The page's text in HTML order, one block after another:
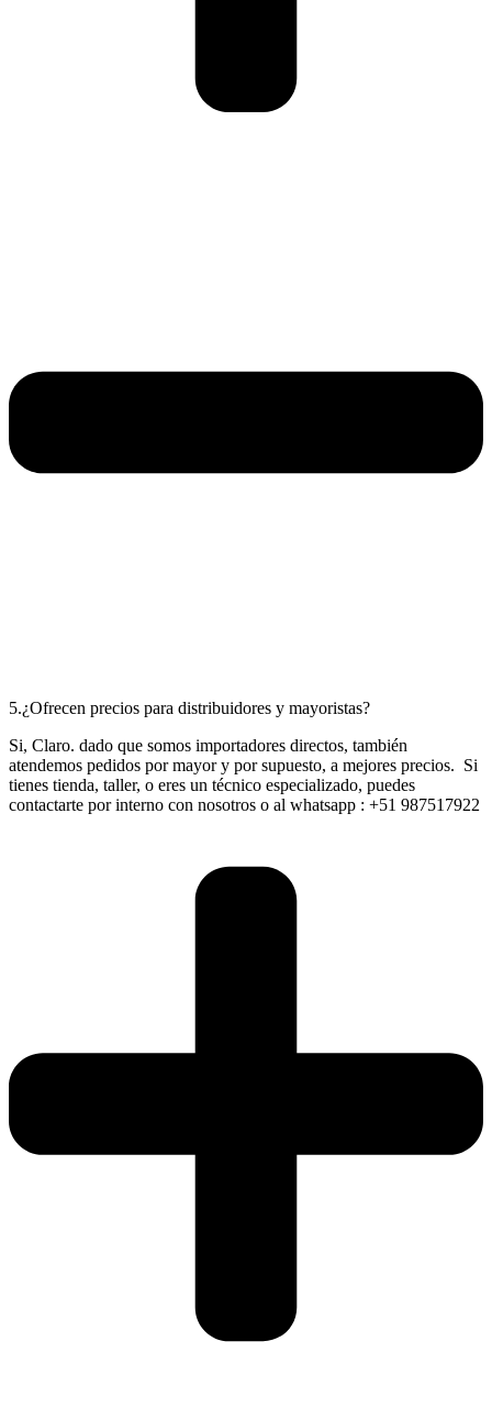
5.¿Ofrecen precios para distribuidores y mayoristas?
Si, Claro. dado que somos importadores directos, también
atendemos pedidos por mayor y por supuesto, a mejores precios. Si
tienes tienda, taller, o eres un técnico especializado, puedes
contactarte por interno con nosotros o al whatsapp : +51 987517922